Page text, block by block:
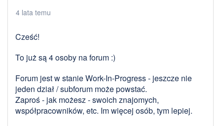
4 lata temu
Cześć!
To już są 4 osoby na forum :)
Forum jest w stanie Work-In-Progress - jeszcze nie
jeden dział / subforum może powstać.
Zaproś - jak możesz - swoich znajomych,
współpracowników, etc. Im więcej osób, tym lepiej.